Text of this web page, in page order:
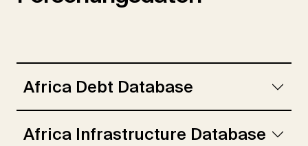
Africa Debt Database
Africa Infrastructure Database